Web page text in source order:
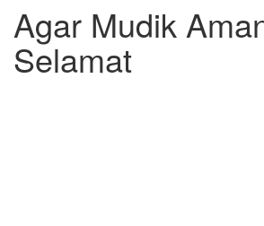
Agar Mudik
Selamat